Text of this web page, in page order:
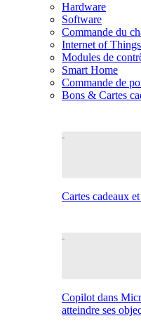
Hardware
Software
Commande du
Internet of Things
Modules de
Smart Home
Commande de
Bons & Cartes
Cartes cadeaux
Copilot dans
atteindre ses